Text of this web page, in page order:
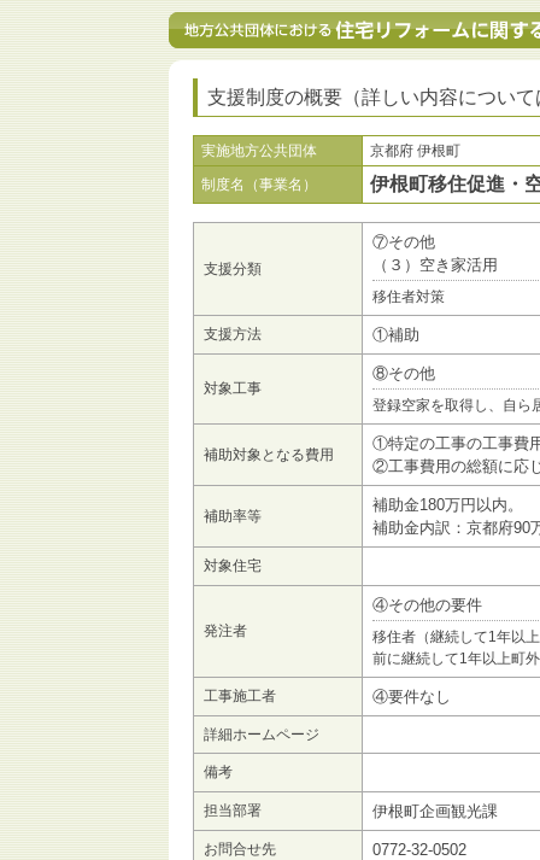
支援制度の概要（詳しい内容につい
実施地方公共団体
京都府 伊根町
制度名（事業名）
伊根町移住促進・
支援分類
⑦その他
（３）空き家活用
移住者対策
支援方法 ①補助
対象工事
⑧その他
登録空家を取得し、自ら
補助対象となる費用
①特定の工事の工事費
②工事費用の総額に応
補助率等
補助金180万円以内。
補助金内訳：京都府90
対象住宅
発注者
④その他の要件
移住者（継続して1年以
前に継続して1年以上町
工事施工者 ④要件なし
詳細ホームページ
備考
担当部署 伊根町企画観光課
お問合せ先 0772-32-0502